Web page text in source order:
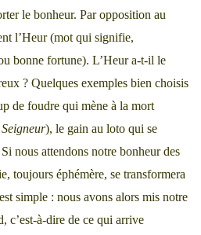
le bonheur. Par opposition au
l’Heur (mot qui signifie,
bonne fortune). L’Heur a-t-il le
? Quelques exemples bien choisis
de foudre qui mène à la mort
), le gain au loto qui se
nous attendons notre bonheur des
toujours éphémère, se transformera
simple : nous avons alors mis notre
c’est-à-dire de ce qui arrive